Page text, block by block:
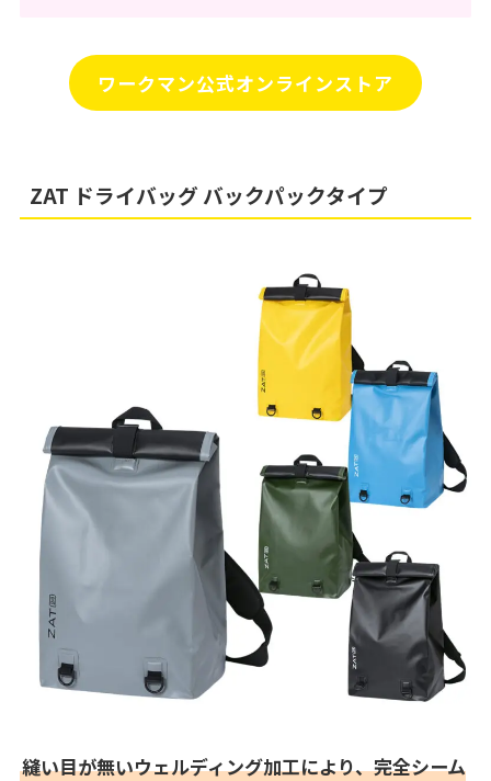
ワークマン公式オンラインストア
ZAT ドライバッグ バックパックタイプ
縫い目が無いウェルディング加工により、完全シーム